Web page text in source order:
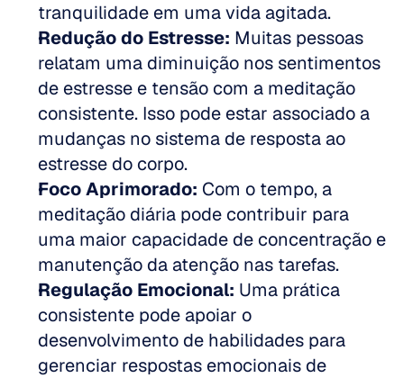
tranquilidade em uma vida agitada.
Redução do Estresse: Muitas pessoas
relatam uma diminuição nos sentimentos
de estresse e tensão com a meditação
consistente. Isso pode estar associado a
mudanças no sistema de resposta ao
estresse do corpo.
Foco Aprimorado: Com o tempo, a
meditação diária pode contribuir para
uma maior capacidade de concentração e
manutenção da atenção nas tarefas.
Regulação Emocional: Uma prática
consistente pode apoiar o
desenvolvimento de habilidades para
gerenciar respostas emocionais de